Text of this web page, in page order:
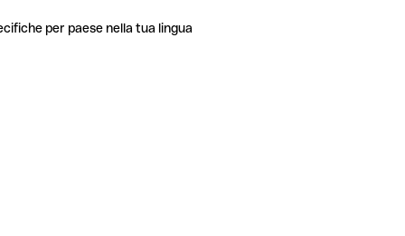
per paese nella tua lingua